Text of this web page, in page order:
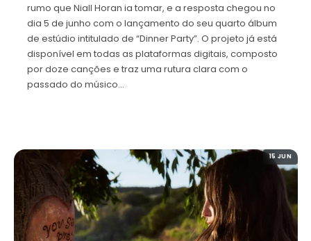
rumo que Niall Horan ia tomar, e a resposta chegou no
dia 5 de junho com o lançamento do seu quarto álbum
de estúdio intitulado de “Dinner Party”. O projeto já está
disponível em todas as plataformas digitais, composto
por doze canções e traz uma rutura clara com o
passado do músico…
15 JUN